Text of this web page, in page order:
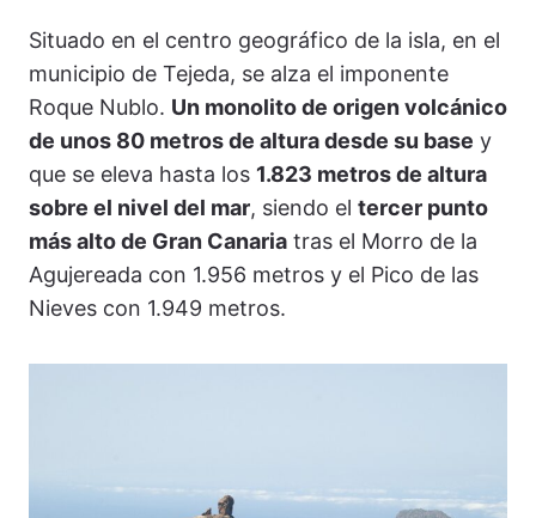
Situado en el centro geográfico de la isla, en el
municipio de Tejeda, se alza el imponente
Roque Nublo. Un monolito de origen volcánico
de unos 80 metros de altura desde su base y
que se eleva hasta los 1.823 metros de altura
sobre el nivel del mar, siendo el tercer punto
más alto de Gran Canaria tras el Morro de la
Agujereada con 1.956 metros y el Pico de las
Nieves con 1.949 metros.